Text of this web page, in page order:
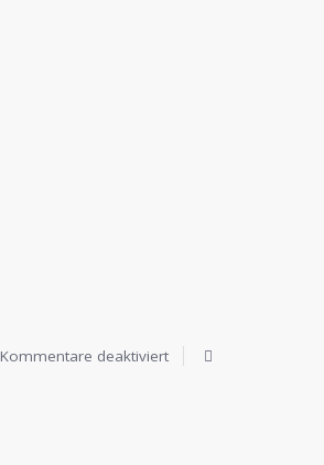
Kommentare deaktiviert